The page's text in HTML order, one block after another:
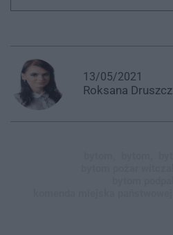
13/05/2021
Roksana Druszcz